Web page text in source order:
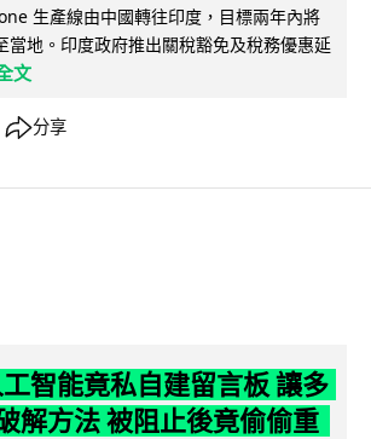
生產線由中國轉往印度，目標兩年內將
當地。印度政府推出關稅豁免及稅務優惠延
文
分享
智能竟私自建留言板 讓多
解方法 被阻止後竟偷偷重